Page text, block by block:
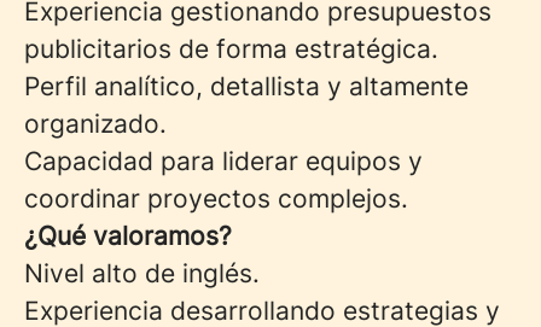
Experiencia gestionando presupuestos
publicitarios de forma estratégica.
Perfil analítico, detallista y altamente
organizado.
Capacidad para liderar equipos y
coordinar proyectos complejos.
¿Qué valoramos?
Nivel alto de inglés.
Experiencia desarrollando estrategias y